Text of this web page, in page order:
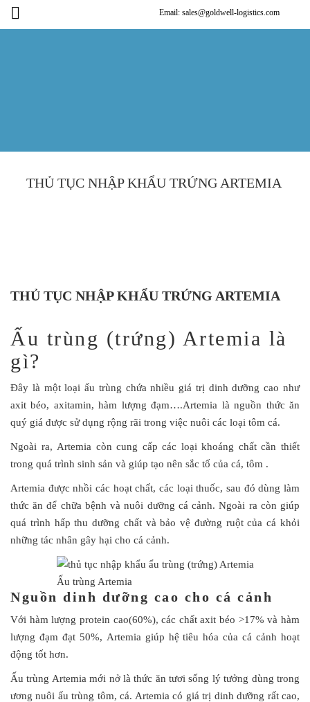
Email: sales@goldwell-logistics.com
THỦ TỤC NHẬP KHẨU TRỨNG ARTEMIA
THỦ TỤC NHẬP KHẨU TRỨNG ARTEMIA
Ấu trùng (trứng) Artemia là
gì?
Đây là một loại ấu trùng chứa nhiều giá trị dinh dưỡng cao như
axit béo, axitamin, hàm lượng đạm….Artemia là nguồn thức ăn
quý giá được sử dụng rộng rãi trong việc nuôi các loại tôm cá.
Ngoài ra, Artemia còn cung cấp các loại khoáng chất cần thiết
trong quá trình sinh sản và giúp tạo nên sắc tố của cá, tôm .
Artemia được nhồi các hoạt chất, các loại thuốc, sau đó dùng làm
thức ăn để chữa bệnh và nuôi dưỡng cá cảnh. Ngoài ra còn giúp
quá trình hấp thu dưỡng chất và bảo vệ đường ruột của cá khỏi
những tác nhân gây hại cho cá cảnh.
Ấu trùng Artemia
Nguồn dinh dưỡng cao cho cá cảnh
Với hàm lượng protein cao(60%), các chất axit béo >17% và hàm
lượng đạm đạt 50%, Artemia giúp hệ tiêu hóa của cá cảnh hoạt
động tốt hơn.
Ấu trùng Artemia mới nở là thức ăn tươi sống lý tưởng dùng trong
ương nuôi ấu trùng tôm, cá. Artemia có giá trị dinh dưỡng rất cao,